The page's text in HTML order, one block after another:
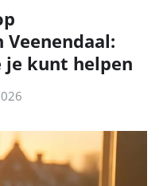
je kunt helpen